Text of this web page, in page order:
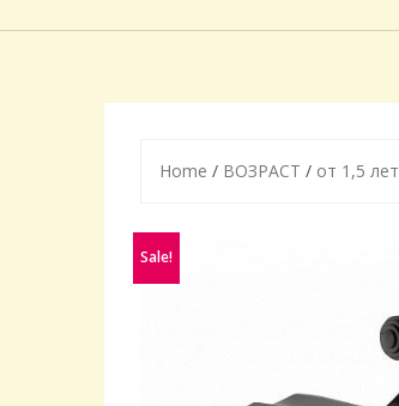
Home / ВОЗРАСТ / от 1,5 лет
Sale!